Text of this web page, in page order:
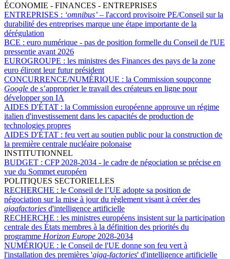
ÉCONOMIE - FINANCES - ENTREPRISES
ENTREPRISES : ‘omnibus’ – l'accord provisoire PE/Conseil sur la
durabilité des entreprises marque une étape importante de la
dérégulation
BCE : euro numérique - pas de position formelle du Conseil de l'UE
pressentie avant 2026
EUROGROUPE : les ministres des Finances des pays de la zone
euro éliront leur futur président
CONCURRENCE/NUMÉRIQUE : la Commission soupçonne
Google de s’approprier le travail des créateurs en ligne pour
développer son IA
AIDES D'ÉTAT : la Commission européenne approuve un régime
italien d'investissement dans les capacités de production de
technologies propres
AIDES D'ÉTAT : feu vert au soutien public pour la construction de
la première centrale nucléaire polonaise
INSTITUTIONNEL
BUDGET : CFP 2028-2034 - le cadre de négociation se précise en
vue du Sommet européen
POLITIQUES SECTORIELLES
RECHERCHE : le Conseil de l’UE adopte sa position de
négociation sur la mise à jour du règlement visant à créer des
gigafactories d'intelligence artificielle
RECHERCHE : les ministres européens insistent sur la participation
centrale des États membres à la définition des priorités du
programme Horizon Europe 2028-2034
NUMÉRIQUE : le Conseil de l'UE donne son feu vert à
l'installation des premières 'giga-factories' d'intelligence artificielle